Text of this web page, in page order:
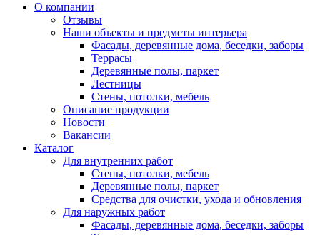
О компании
Отзывы
Наши объекты и предметы интерьера
Фасады, деревянные дома, беседки, заборы
Террасы
Деревянные полы, паркет
Лестницы
Стены, потолки, мебель
Описание продукции
Новости
Вакансии
Каталог
Для внутренних работ
Стены, потолки, мебель
Деревянные полы, паркет
Средства для очистки, ухода и обновления
Для наружных работ
Фасады, деревянные дома, беседки, заборы